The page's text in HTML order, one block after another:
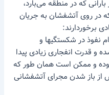
که در منطقه می‌بارد،
در روی آتشفشان به جریان
برخوردارند:
نفوذ در شکستگیها و
و قدرت انفجاری زیادی پیدا
و ممکن است همان طور که
باز شدن مجرای آتشفشانی